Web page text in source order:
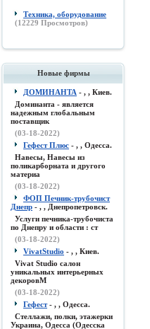
Техника, оборудование
(12229 Просмотров)
Новые фирмы
ДОМИНАНТА - , , Киев.
Доминанта - является
надежным глобальным
поставщик
(03-18-2022)
Гефест Плюс - , , Одесса.
Навесы, Навесы из
поликарборната и другого
материа
(03-18-2022)
ФОП Печник-трубочист
Днепр - , , Днепропетровск.
Услуги печника-трубочиста
по Днепру и области : ст
(03-18-2022)
VivatStudio - , , Киев.
Vivat Studio салон
уникальных интерьерных
декоровМ
(03-18-2022)
Гефест- , , Одесса.
Стеллажи, полки, этажерки
Украина, Одесса (Одесска